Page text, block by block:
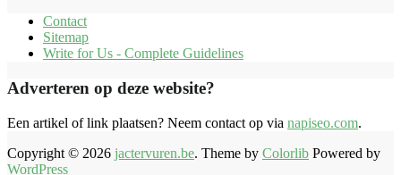
Contact
Sitemap
Write for Us - Complete Guidelines
Adverteren op deze website?
Een artikel of link plaatsen? Neem contact op via napiseo.com.
Copyright © 2026 jactervuren.be. Theme by Colorlib Powered by
WordPress